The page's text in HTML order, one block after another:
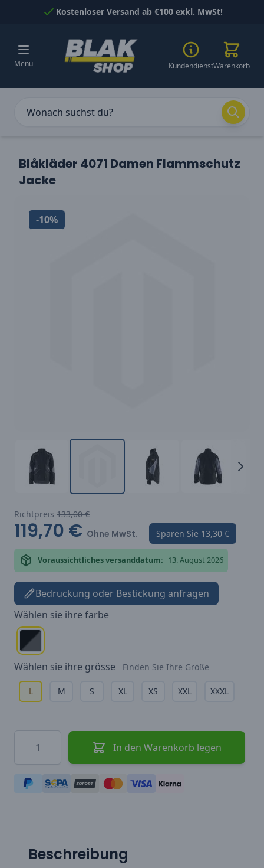
Skip to ContentKostenloser Versand ab €100 exkl. MwSt!
Menu KundendienstWarenkorb
Blåkläder 4071 Damen Flammschutz
Jacke
-10%
Richtpreis 133,00 €
119,70 € Ohne MwSt. Sparen Sie 13,30 €
Voraussichtliches versanddatum: 13. August 2026
Bedruckung oder Bestickung anfragen
Wählen sie ihre farbe
Wählen sie ihre grösse Finden Sie Ihre Größe
L M S XL XS XXL XXXL
In den Warenkorb legen
Beschreibung